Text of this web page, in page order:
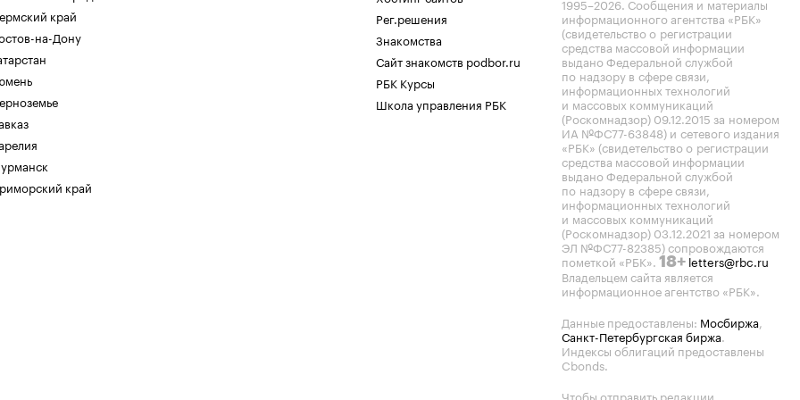
край
на-Дону
край
Рег.решения
Знакомства
Сайт знакомств podbor.ru
РБК Курсы
Школа управления РБК
1995–2026. Сообщения и материалы
информационного агентства «РБК»
(свидетельство о регистрации
средства массовой информации
выдано Федеральной службой
по надзору в сфере связи,
информационных технологий
и массовых коммуникаций
(Роскомнадзор) 09.12.2015 за номером
ИА №ФС77-63848) и сетевого издания
«РБК» (свидетельство о регистрации
средства массовой информации
выдано Федеральной службой
по надзору в сфере связи,
информационных технологий
и массовых коммуникаций
(Роскомнадзор) 03.12.2021 за номером
ЭЛ №ФС77-82385) сопровождаются
пометкой «РБК». 18+ letters@rbc.ru
Владельцем сайта является
информационное агентство «РБК».
Данные предоставлены: Мосбиржа,
Санкт-Петербургская биржа.
Индексы облигаций предоставлены
Cbonds.
Чтобы отправить редакции